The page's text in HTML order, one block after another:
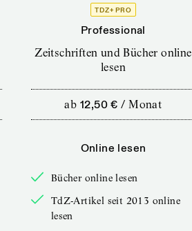
TDZ+ PRO
Professional
Zeitschriften und Bücher online
lesen
ab 12,50 € /Monat
Online lesen
Bücher online lesen
TdZ-Artikel seit 2013 online
lesen